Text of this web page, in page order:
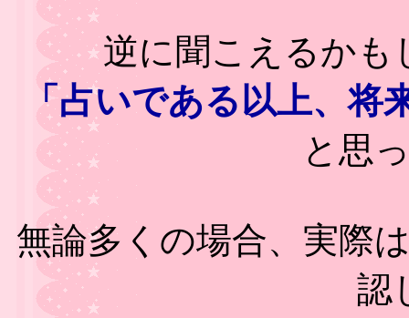
逆に聞こえるかも
「占いである以上、将
と思
無論多くの場合、実際
認